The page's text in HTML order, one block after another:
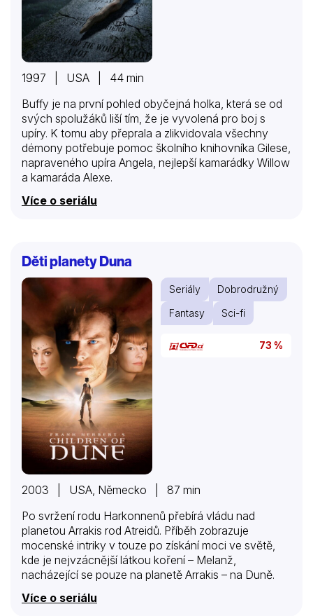
1997 | USA | 44 min
Buffy je na první pohled obyčejná holka, která se od
svých spolužáků liší tím, že je vyvolená pro boj s
upíry. K tomu aby přeprala a zlikvidovala všechny
démony potřebuje pomoc školního knihovníka Gilese,
napraveného upíra Angela, nejlepší kamarádky Willow
a kamaráda Alexe.
Více o seriálu
Děti planety Duna
Seriály
Dobrodružný
Fantasy
Sci-fi
73 %
2003 | USA, Německo | 87 min
Po svržení rodu Harkonnenů přebírá vládu nad
planetou Arrakis rod Atreidů. Příběh zobrazuje
mocenské intriky v touze po získání moci ve světě,
kde je nejvzácnější látkou koření – Melanž,
nacházející se pouze na planetě Arrakis – na Duně.
Více o seriálu